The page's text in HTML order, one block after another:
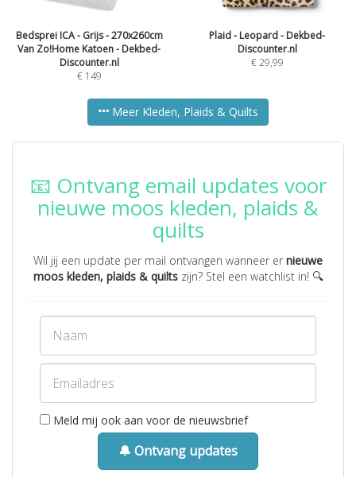
Bedsprei ICA - Grijs - 270x260cm
Van Zo!Home Katoen - Dekbed-
Discounter.nl
€ 149
Plaid - Leopard - Dekbed-
Discounter.nl
€29,99
Meer Kleden, Plaids & Quilts
📧 Ontvang email updates voor
nieuwe moos kleden, plaids &
quilts
Wil jij een update per mail ontvangen wanneer er nieuwe
moos kleden, plaids & quiltszijn? Stel een watchlist in! 🔍
Meld mij ook aan voor de nieuwsbrief
🔔 Ontvang updates